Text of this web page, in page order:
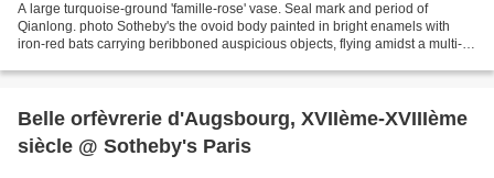
A large turquoise-ground 'famille-rose' vase. Seal mark and period of
Qianlong. photo Sotheby's the ovoid body painted in bright enamels with
iron-red bats carrying beribboned auspicious objects, flying amidst a multi-
Belle orfèvrerie d'Augsbourg, XVIIème-XVIIIème
siècle @ Sotheby's Paris